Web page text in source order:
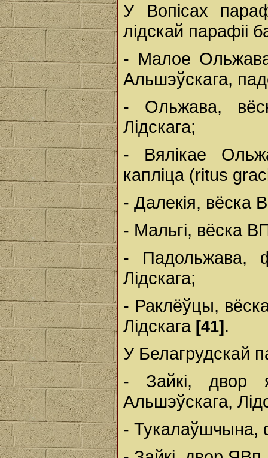
У Вопісах
лідскай парафіі
- Малое
Альшэўскага,
- Ольжава,
Лідскага;
- Вялікае
капліца (ritus
- Далекія, вёска
- Мальгі, вёска
- Падольжава,
Лідскага;
- Раклёўцы,
Лідскага [41] .
У Белагрудскай
- Зайкі, двор
Альшэўскага,
- Тукалаўшчына,